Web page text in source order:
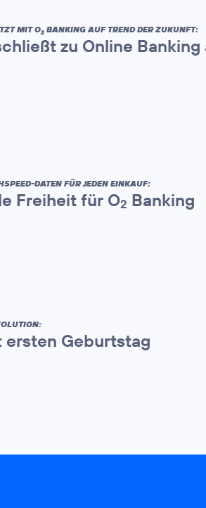
MIT O2 BANKING AUF TREND DER ZUKUNFT:
zu Online Banking
DATEN FÜR JEDEN EINKAUF:
Freiheit für O2 Banking
ersten Geburtstag